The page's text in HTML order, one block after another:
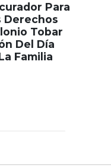
Para
Derechos
Tobar
Del Día
Familia